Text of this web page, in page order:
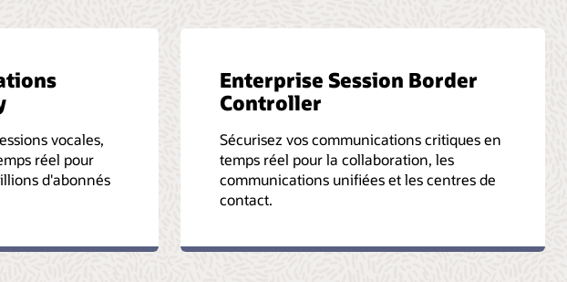
vocales,
réel pour
d'abonnés
Enterprise Session Border
Controller
Sécurisez vos communications critiques en
temps réel pour la collaboration, les
communications unifiées et les centres de
contact.